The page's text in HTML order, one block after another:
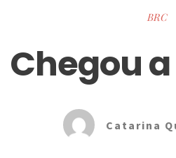
BRC
Chegou a
Catarina